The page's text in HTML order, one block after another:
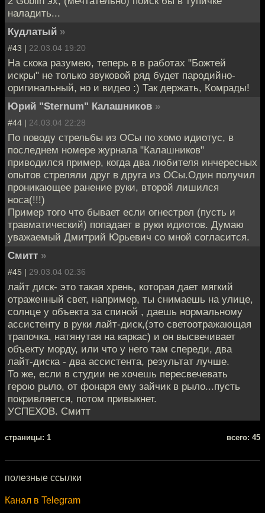
наладить...
Кудлатый »
#43 | 22.03.04 19:20
На скока разумею, теперь в в работах "Божтей
искры" не только звуковой ряд будет пародийно-
оригинальный, но и видео :) Так держать, Комрады!
Юрий "Sternum" Калашников »
#44 | 24.03.04 22:28
По поводу стрельбы из ОСы по хомо идиотус, в
последнем номере журнала "Калашников"
приводился пример, когда два любителя инчересных
опытов стреляли друг в друга из ОСы.Один получил
проникающее ранение руки, второй лишился
носа(!!!)
Пример того что бывает если огнестрел (пусть и
травматический) попадает в руки идиотов. Думаю
уважаемый Дмитрий Юрьевич со мной согласится.
Смитт »
#45 | 29.03.04 02:36
лайт диск- это такая хрень, которая дает мягкий
отраженный свет, например, ты снимаешь на улице,
солнце у объекта за спиной , даешь нормальному
ассистенту в руки лайт-диск,(это светоотражающая
трапочка, натянутая на каркас) и он высвечивает
объекту морду, или что у него там спереди, два
лайт-диска - два ассистента, результат лучше.
То же, если в студии не хочешь пересвечевать
герою рыло, от фонаря ему зайчик в рыло...пусть
покривляется, потом привыкнет.
УСПЕХОВ. Смитт
cтраницы: 1 всего: 45
полезные ссылки
Канал в Telegram